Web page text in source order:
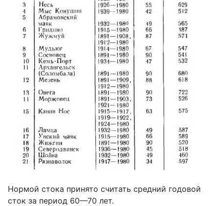
Нормой стока принято считать средний годовой
сток за период 60—70 лет.